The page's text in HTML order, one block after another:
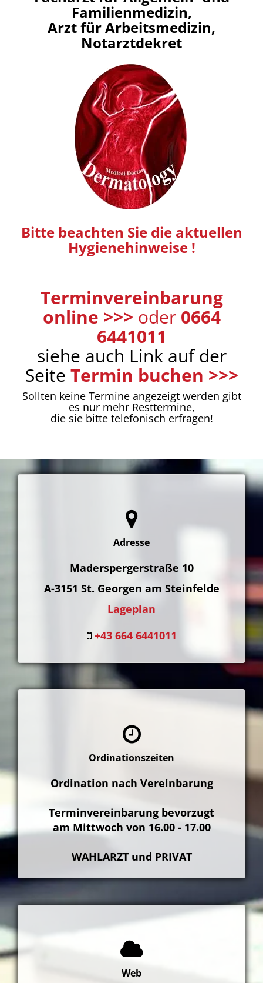
Familienmedizin,
Arzt für Arbeitsmedizin,
Notarztdekret
Bitte beachten Sie die aktuellen
Hygienehinweise !
Terminvereinbarung
online >>> oder0664
6441011
siehe auch Link auf der
Seite Termin buchen >>>
Sollten keine Termine angezeigt werden gibt
es nur mehr Resttermine,
die sie bitte telefonisch erfragen!
Adresse
Maderspergerstraße 10
A-3151 St. Georgen am Steinfelde
Lageplan
+43 664 6441011
Ordinationszeiten
Ordination nach Vereinbarung
Terminvereinbarung bevorzugt
am Mittwoch von 16.00 - 17.00
WAHLARZT und PRIVAT
Web